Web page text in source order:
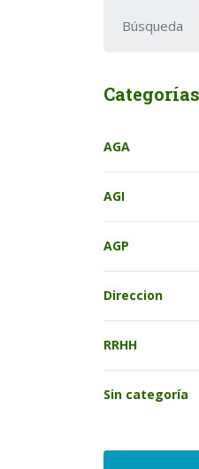
Categorías
AGA
AGI
AGP
Direccion
RRHH
Sin categoría